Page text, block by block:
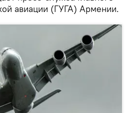
авиации (ГУГА) Армении.